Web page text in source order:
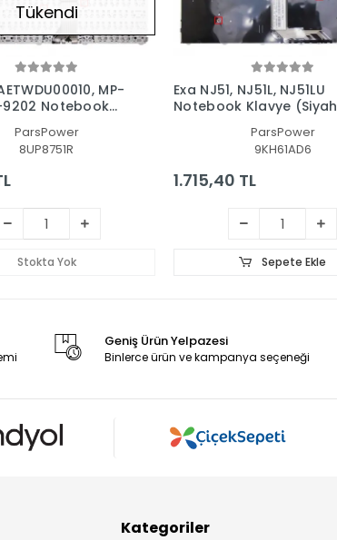
Tükendi
MP-
9202 Notebook
ParsPower
8UP8751R
Stokta Yok
Exa NJ51, NJ51L, NJ51LU
Notebook Klavye (Siyah
ParsPower
9KH61AD6
1.715,40 TL
Sepete Ekle
Geniş Ürün Yelpazesi
Binlerce ürün ve kampanya seçeneği
Kategoriler